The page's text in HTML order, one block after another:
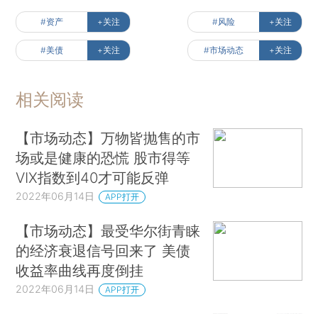
#资产 +关注 #风险 +关注
#美债 +关注 #市场动态 +关注
相关阅读
【市场动态】万物皆抛售的市
场或是健康的恐慌 股市得等
VIX指数到40才可能反弹
2022年06月14日 APP打开
【市场动态】最受华尔街青睐
的经济衰退信号回来了 美债
收益率曲线再度倒挂
2022年06月14日 APP打开